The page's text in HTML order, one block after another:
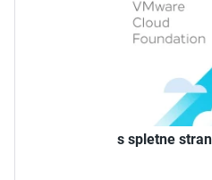
s spletne